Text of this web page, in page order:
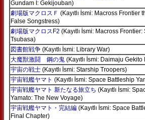
Gundam I: Gekijouban)
劇場版マクロスＦ (Kayıtlı İsmi: Macross Frontier
False Songstress)
劇場版マクロスF2 (Kayıtlı İsmi: Macross
Tsubasa)
図書館戦争(Kayıtlı İsmi: Library War)
大魔獣激闘 鋼の鬼(Kayıtlı İsmi: Daimaju
宇宙の戦士(Kayıtlı İsmi: Starship Troopers)
宇宙戦艦ヤマト (Kayıtlı İsmi: Space Battleship
宇宙戦艦ヤマト 新たなる旅立ち (Kayıtlı İsmi:
Yamato: The New Voyage)
宇宙戦艦ヤマト・完結編(Kayıtlı İsmi: Space
Final Chapter)